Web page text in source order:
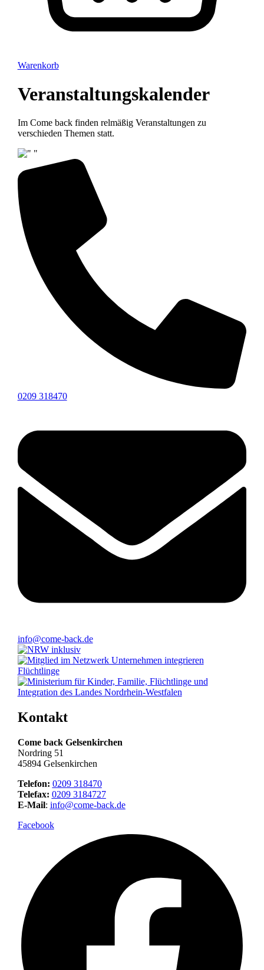
Warenkorb
Veranstaltungskalender
Im Come back finden relmäßig Veranstaltungen zu
verschieden Themen statt.
0209 318470
info@come-back.de
Kontakt
Come back Gelsenkirchen
Nordring 51
45894 Gelsenkirchen
Telefon: 0209 318470
Telefax: 0209 3184727
E-Mail: info@come-back.de
Facebook